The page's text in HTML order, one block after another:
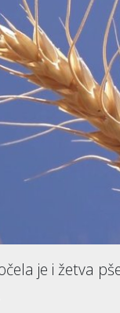
je i žetva